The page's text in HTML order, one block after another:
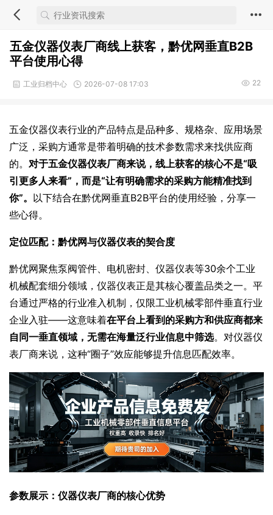
五金仪器仪表厂商线上获客，黔优网垂直B2B
平台使用心得
工业归档中心 2026-07-08 17:03 22
五金仪器仪表行业的产品特点是品种多、规格杂、应用场景
广泛，采购方通常是带着明确的技术参数需求来找供应商
的。 对于五金仪器仪表厂商来说，线上获客的核心不是“吸
引更多人来看”，而是“让有明确需求的采购方能精准找到
你”。 以下结合在黔优网垂直B2B平台的使用经验，分享一
些心得。
定位匹配：黔优网与仪器仪表的契合度
黔优网聚焦泵阀管件、电机密封、仪器仪表等30余个工业
机械配套细分领域，仪器仪表正是其核心覆盖品类之一。平
台通过严格的行业准入机制，仅限工业机械零部件垂直行业
企业入驻——这意味着在平台上看到的采购方和供应商都来
自同一垂直领域，无需在海量泛行业信息中筛选。对仪器仪
表厂商来说，这种“圈子”效应能够提升信息匹配效率。
参数展示：仪器仪表厂商的核心优势